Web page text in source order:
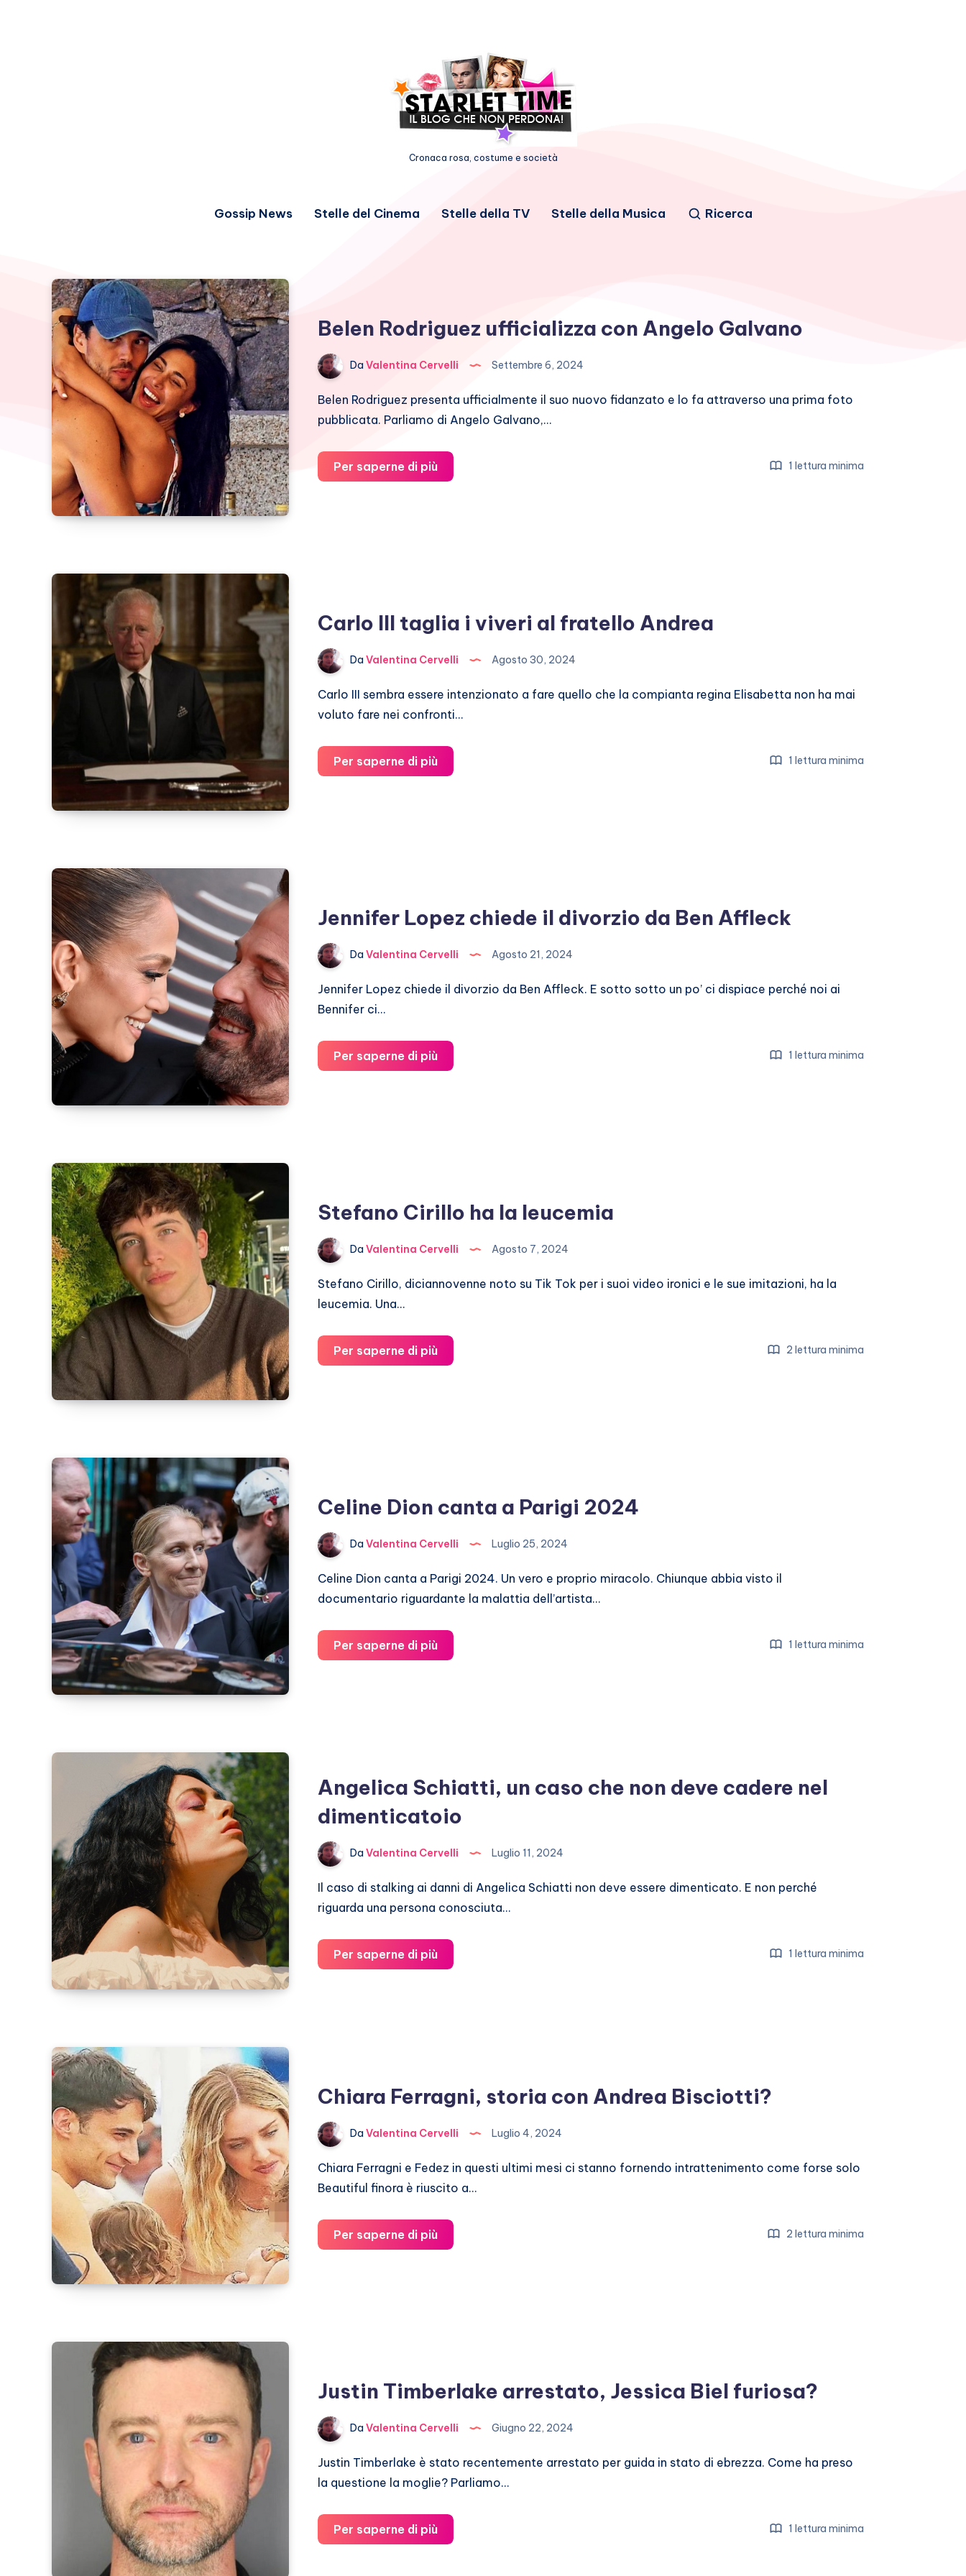
Cronaca rosa, costume e società
Gossip News Stelle del Cinema Stelle della TV Stelle della Musica Ricerca
Belen Rodriguez ufficializza con Angelo Galvano
Da Valentina Cervelli Settembre 6, 2024
Belen Rodriguez presenta ufficialmente il suo nuovo fidanzato e lo fa attraverso una prima foto
pubblicata. Parliamo di Angelo Galvano,…
Per saperne di piùBelen
Rodriguez
1 lettura minima
Carlo III taglia i viveri al fratello Andrea
Da Valentina Cervelli Agosto 30, 2024
Carlo III sembra essere intenzionato a fare quello che la compianta regina Elisabetta non ha mai
voluto fare nei confronti…
Per saperne di piùCarlo
III
1 lettura minima
Jennifer Lopez chiede il divorzio da Ben Affleck
Da Valentina Cervelli Agosto 21, 2024
Jennifer Lopez chiede il divorzio da Ben Affleck. E sotto sotto un po’ ci dispiace perché noi ai
Bennifer ci…
Per saperne di piùJennifer
Lopez
1 lettura minima
Stefano Cirillo ha la leucemia
Da Valentina Cervelli Agosto 7, 2024
Stefano Cirillo, diciannovenne noto su Tik Tok per i suoi video ironici e le sue imitazioni, ha la
leucemia. Una…
Per saperne di piùStefano
Cirillo
2 lettura minima
Celine Dion canta a Parigi 2024
Da Valentina Cervelli Luglio 25, 2024
Celine Dion canta a Parigi 2024. Un vero e proprio miracolo. Chiunque abbia visto il
documentario riguardante la malattia dell’artista…
Per saperne di piùCeline
Dion
1 lettura minima
Angelica Schiatti, un caso che non deve cadere nel
dimenticatoio
Da Valentina Cervelli Luglio 11, 2024
Il caso di stalking ai danni di Angelica Schiatti non deve essere dimenticato. E non perché
riguarda una persona conosciuta…
Per saperne di piùAngelica
Schiatti,
cadere
dimenticatoio
1 lettura minima
Chiara Ferragni, storia con Andrea Bisciotti?
Da Valentina Cervelli Luglio 4, 2024
Chiara Ferragni e Fedez in questi ultimi mesi ci stanno fornendo intrattenimento come forse solo
Beautiful finora è riuscito a…
Per saperne di piùChiara
Ferragni,
2 lettura minima
Justin Timberlake arrestato, Jessica Biel furiosa?
Da Valentina Cervelli Giugno 22, 2024
Justin Timberlake è stato recentemente arrestato per guida in stato di ebrezza. Come ha preso
la questione la moglie? Parliamo…
Per saperne di piùJustin
Timberlake
1 lettura minima